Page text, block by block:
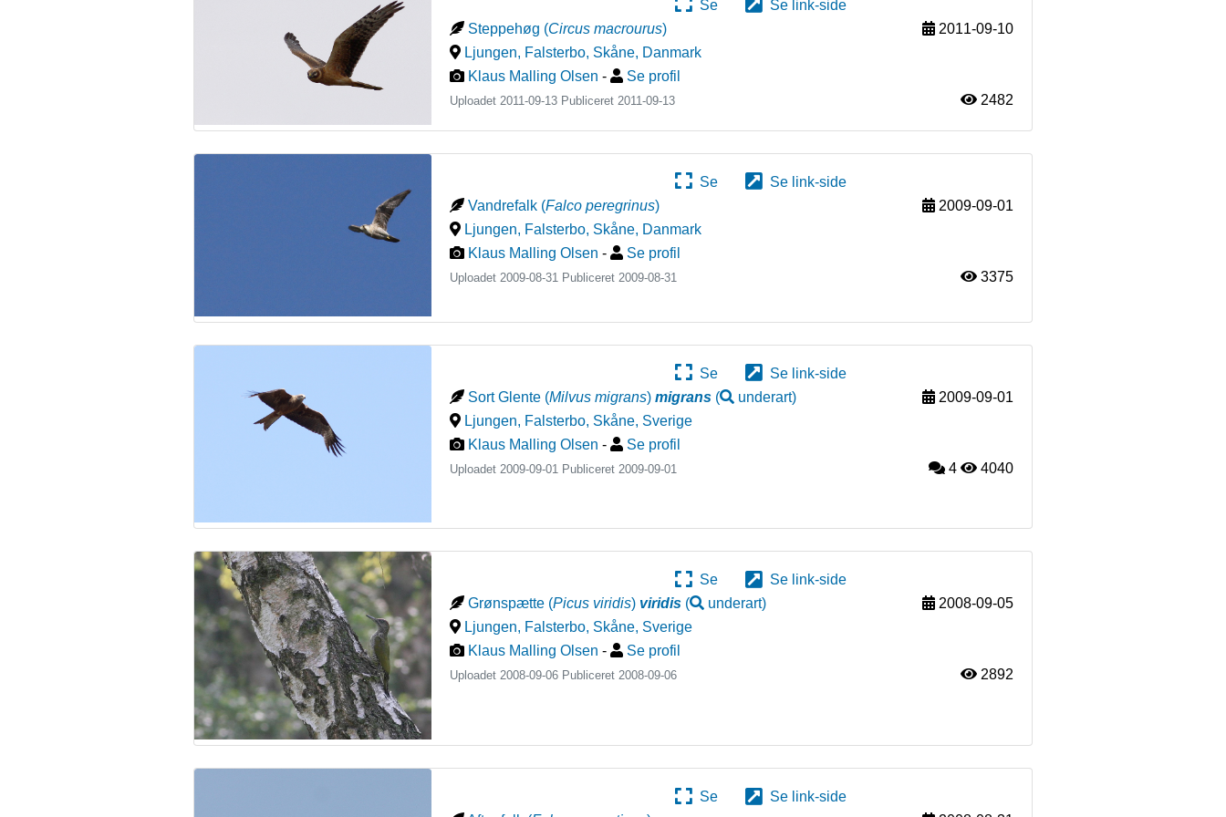
Se
Se link-side
Steppehøg (Circus macrourus)
2011-09-10
Ljungen, Falsterbo, Skåne, Danmark
Klaus Malling Olsen - Se profil
Uploadet 2011-09-13 Publiceret 2011-09-13 2482
Se
Se link-side
Vandrefalk (Falco peregrinus)
2009-09-01
Ljungen, Falsterbo, Skåne, Danmark
Klaus Malling Olsen - Se profil
Uploadet 2009-08-31 Publiceret 2009-08-31 3375
Se
Se link-side
Sort Glente (Milvus migrans)migrans ( underart)
2009-09-01
Ljungen, Falsterbo, Skåne, Sverige
Klaus Malling Olsen - Se profil
Uploadet 2009-09-01 Publiceret 2009-09-01 4 4040
Se
Se link-side
Grønspætte (Picus viridis) viridis ( underart)
2008-09-05
Ljungen, Falsterbo, Skåne, Sverige
Klaus Malling Olsen - Se profil
Uploadet 2008-09-06 Publiceret2008-09-06 2892
Se
Se link-side